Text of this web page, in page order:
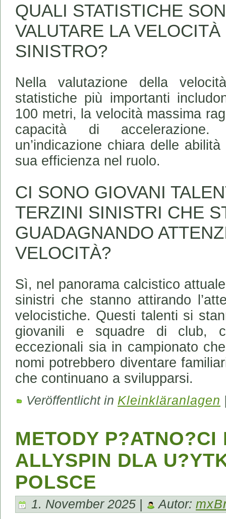
QUALI STATISTICHE
VALUTARE LA
SINISTRO?
Nella valutazione della
statistiche più importanti
100 metri, la velocità massima
capacità di
un’indicazione chiara delle
sua efficienza nel ruolo.
CI SONO GIOVANI
TERZINI SINISTRI CHE
GUADAGNANDO
VELOCITÀ?
Sì, nel panorama calcistico
sinistri che stanno attirando
velocistiche. Questi talenti si
giovanili e squadre di club,
eccezionali sia in campionato
nomi potrebbero diventare
che continuano a svilupparsi.
Veröffentlicht in Kleinkläranlagen
METODY P?ATNO?CI
ALLYSPIN DLA
POLSCE
1. November 2025 | Autor: